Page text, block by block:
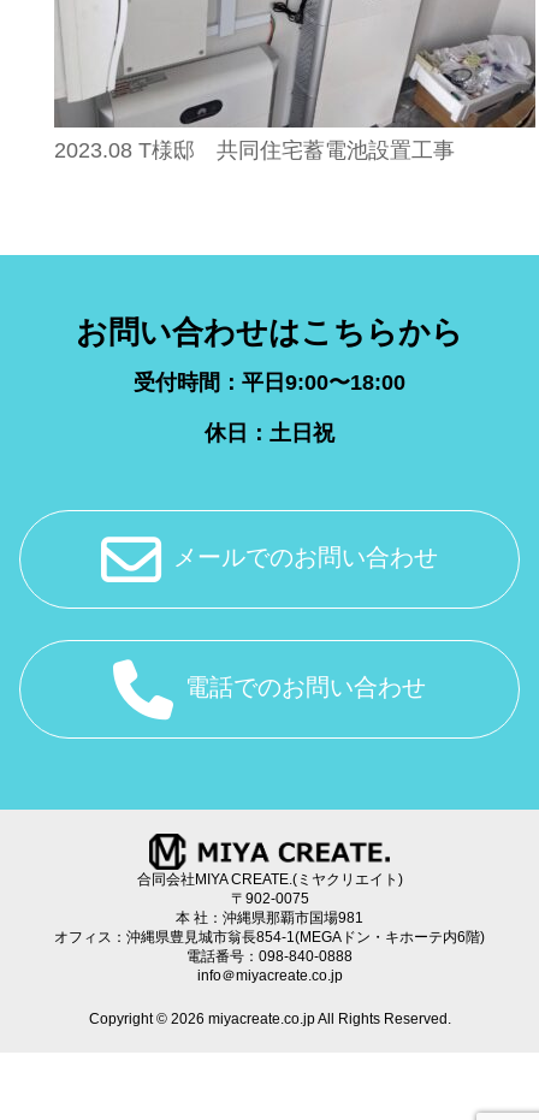
2023.08 T様邸 共同住宅蓄電池設置工事
お問い合わせはこちらから
受付時間：平日9:00〜18:00
休日：土日祝
メールでのお問い合わせ
電話でのお問い合わせ
合同会社MIYA CREATE.(ミヤクリエイト)
〒902-0075
本 社：沖縄県那覇市国場981
オフィス：沖縄県豊見城市翁長854-1(MEGAドン・キホーテ内6階)
電話番号：098-840-0888
info＠miyacreate.co.jp
Copyright © 2026 miyacreate.co.jp All Rights Reserved.